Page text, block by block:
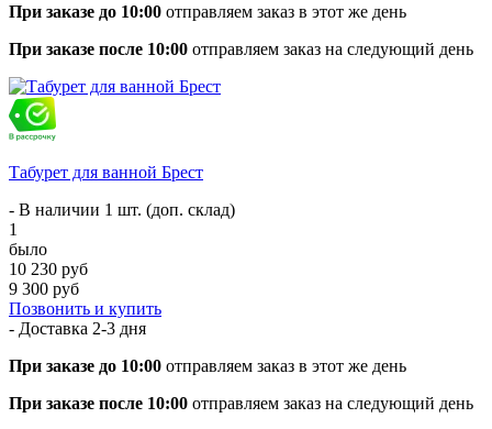
При заказе до 10:00 отправляем заказ в этот же день
При заказе после 10:00 отправляем заказ на следующий день
Табурет для ванной Брест
- В наличии 1 шт. (доп. склад)
1
было
10 230 руб
9 300 руб
Позвонить и купить
- Доставка 2-3 дня
При заказе до 10:00 отправляем заказ в этот же день
При заказе после 10:00 отправляем заказ на следующий день